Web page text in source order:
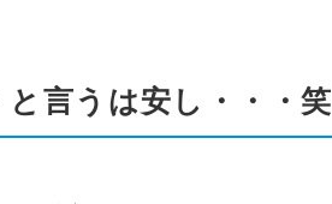
言うは安し・・・笑